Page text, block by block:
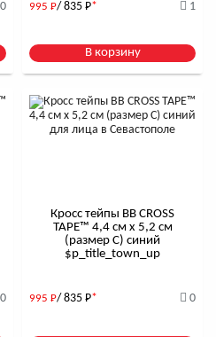
0 995 Р/ 835 Р* 1
В корзину
0
Кросс тейпы BB CROSS
TAPE™ 4,4 см x 5,2 см
(размер С) синий
$р_title_town_up
995 Р/ 835 Р* 0